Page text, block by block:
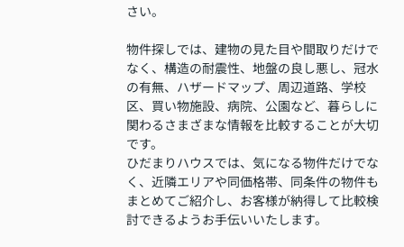
さい。
物件探しでは、建物の見た目や間取りだけで
なく、構造の耐震性、地盤の良し悪し、冠水
の有無、ハザードマップ、周辺道路、学校
区、買い物施設、病院、公園など、暮らしに
関わるさまざまな情報を比較することが大切
です。
ひだまりハウスでは、気になる物件だけでな
く、近隣エリアや同価格帯、同条件の物件も
まとめてご紹介し、お客様が納得して比較検
討できるようお手伝いいたします。